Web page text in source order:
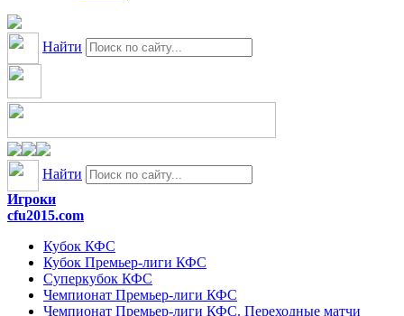
Найти
Найти
Игроки
cfu2015.com
Кубок КФС
Кубок Премьер-лиги КФС
Суперкубок КФС
Чемпионат Премьер-лиги КФС
Чемпионат Премьер-лиги КФС. Переходные матчи